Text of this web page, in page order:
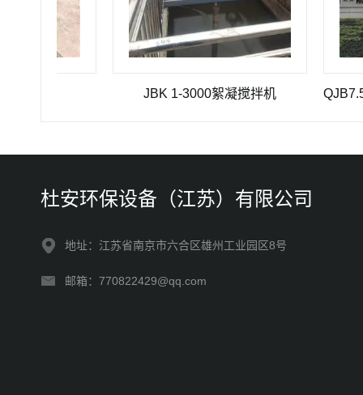
JBK 1-3000絮凝搅拌机
杜安环保设备（江苏）有限公司
地址：江苏省南京市六合区雄州工业园区8号
邮箱：770822429@qq.com